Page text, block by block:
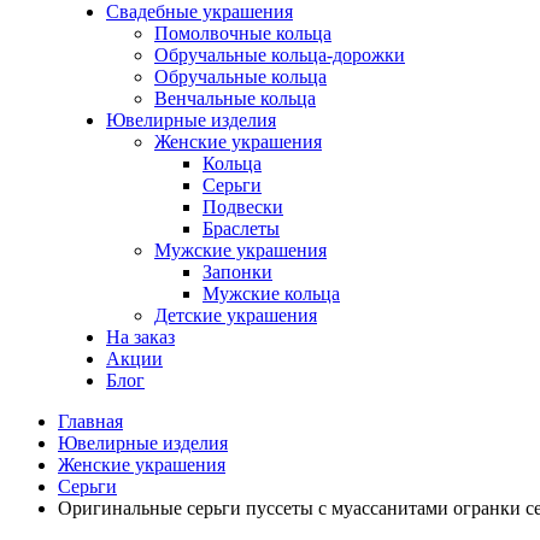
Свадебные украшения
Помолвочные кольца
Обручальные кольца-дорожки
Обручальные кольца
Венчальные кольца
Ювелирные изделия
Женские украшения
Кольца
Серьги
Подвески
Браслеты
Мужские украшения
Запонки
Мужские кольца
Детские украшения
На заказ
Акции
Блог
Главная
Ювелирные изделия
Женские украшения
Серьги
Оригинальные серьги пуссеты с муассанитами огранки